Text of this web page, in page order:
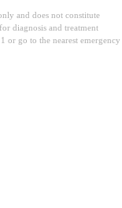
and does not constitute
diagnosis and treatment
or go to the nearest emergency